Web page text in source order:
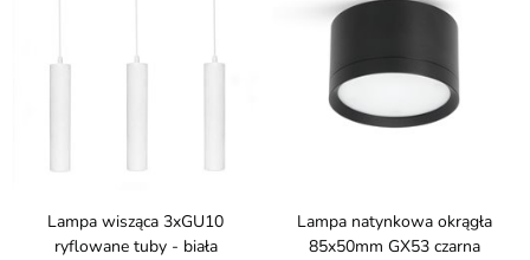
Lampa wisząca 3xGU10
ryflowane tuby - biała
Lampa natynkowa okrągła
85x50mm GX53 czarna